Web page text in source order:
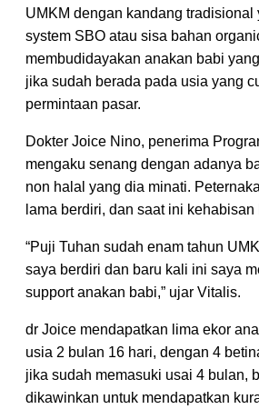
UMKM dengan kandang tradisional
system SBO atau sisa bahan
membudidayakan anakan babi
jika sudah berada pada usia yang
permintaan pasar.
Dokter Joice Nino, penerima
mengaku senang dengan adanya
non halal yang dia minati.
lama berdiri, dan saat ini
“Puji Tuhan sudah enam tahun
saya berdiri dan baru kali ini saya
support anakan babi,” ujar Vitalis.
dr Joice mendapatkan lima ekor
usia 2 bulan 16 hari, dengan 4
jika sudah memasuki usai 4 bulan,
dikawinkan untuk mendapatkan